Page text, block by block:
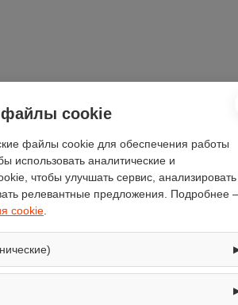
59.5
Candy
cookie
файлы cookie для обеспечения работы
использовать аналитические и
чтобы улучшать сервис, анализировать
релевантные предложения. Подробнее
cookie
работу сайта: оформление заказа, корзина,
них основные функции могут быть